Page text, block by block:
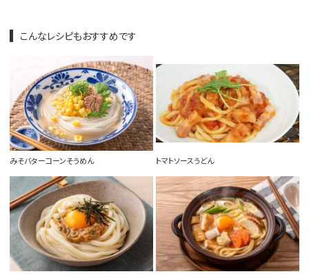
こんなレシピもおすすめです
みそバターコーンそうめん トマトソースうどん